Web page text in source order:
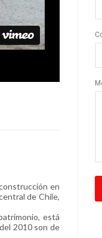
en
de Chile,
está
2010 son de